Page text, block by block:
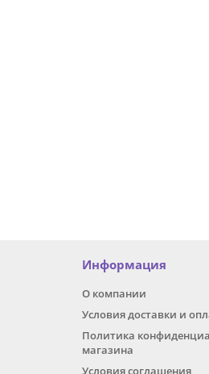
Информация
О компании
Условия доставки и
Политика
магазина
Условия соглашения